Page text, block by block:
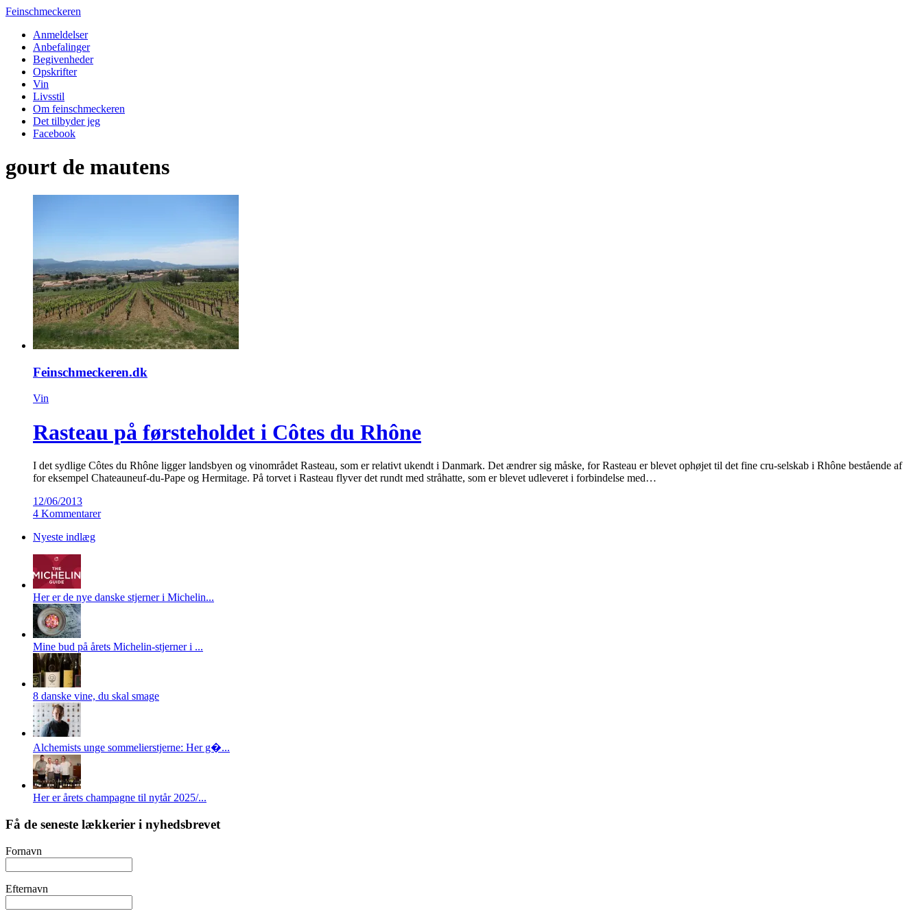
Feinschmeckeren
Anmeldelser
Anbefalinger
Begivenheder
Opskrifter
Vin
Livsstil
Om feinschmeckeren
Det tilbyder jeg
Facebook
gourt de mautens
Feinschmeckeren.dk
Vin
Rasteau på førsteholdet i Côtes du Rhône
I det sydlige Côtes du Rhône ligger landsbyen og vinområdet Rasteau, som er relativt ukendt i Danmark. Det ændrer sig måske, for Rasteau er blevet ophøjet til det fine cru-selskab i Rhône bestående af
for eksempel Chateauneuf-du-Pape og Hermitage. På torvet i Rasteau flyver det rundt med stråhatte, som er blevet udleveret i forbindelse med…
12/06/2013
4 Kommentarer
Nyeste indlæg
Her er de nye danske stjerner i Michelin...
Mine bud på årets Michelin-stjerner i ...
8 danske vine, du skal smage
Alchemists unge sommelierstjerne: Her g�...
Her er årets champagne til nytår 2025/...
Få de seneste lækkerier i nyhedsbrevet
Fornavn
Efternavn